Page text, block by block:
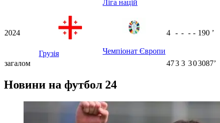
Ліга націй
2024
Грузія Чемпіонат Європи
4 - - - - 190 ʼ
загалом 473 3 303087ʼ
Новини на футбол 24